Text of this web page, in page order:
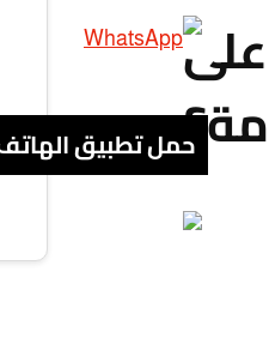
حمل تطبيق